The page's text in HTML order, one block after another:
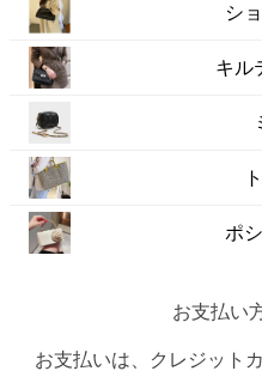
シ
キル
ポ
お支払い
お支払いは、クレジット